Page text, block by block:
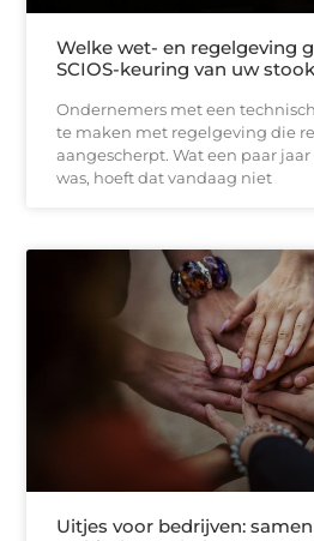
Welke wet- en regelgeving
SCIOS-keuring van uw
Ondernemers met een
te maken met regelgeving die
aangescherpt. Wat een paar
was, hoeft dat vandaag niet
Uitjes voor bedrijven: